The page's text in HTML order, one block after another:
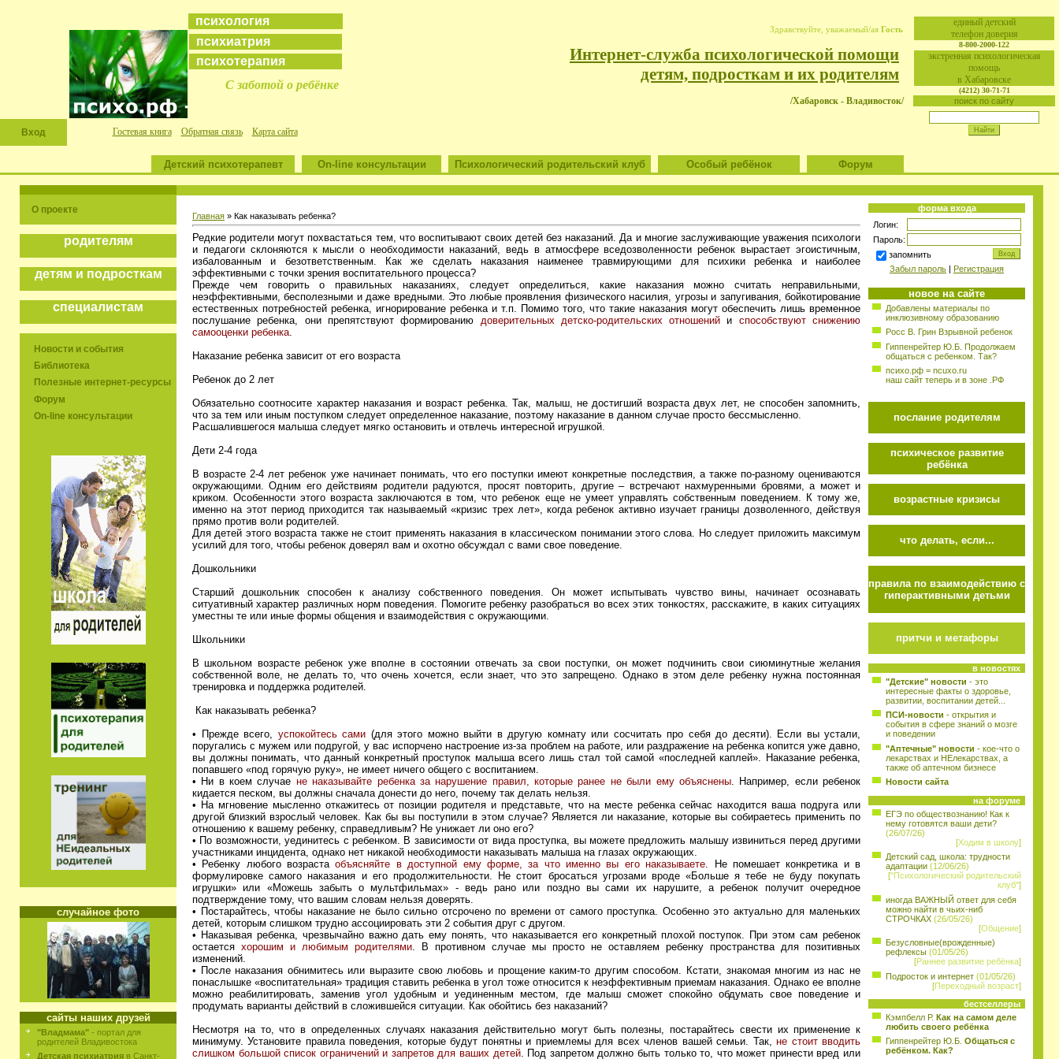
eдиный детский
телефон доверия
8-800-2000-122
экстренная психологическая
помощь
в Хабаровске
(4212) 30-71-71
поиск по сайту
психология
психиатрия
психотерапия
С заботой о ребёнке
Здравствуйте, уважаемый/ая Гость
Интернет-служба психологической помощи
детям, подросткам и их родителям
/Хабаровск - Владивосток/
Вход Гостевая книга Обратная связь Карта сайта
Детский психотерапевт On-line консультации Психологический родительский клуб Особый ребёнок Форум
О проекте
родителям
детям и подросткам
специалистам
Новости и события
Библиотека
Полезные интернет-ресурсы
Форум
On-line консультации
случайное фото
сайты наших друзей
"Владмама" - портал для
родителей Владивостока
Детская психиатрия в Санкт-
Главная » Как наказывать ребенка?
Редкие родители могут похвастаться тем, что воспитывают своих детей без наказаний. Да и многие заслуживающие уважения психологи
и педагоги склоняются к мысли о необходимости наказаний, ведь в атмосфере вседозволенности ребенок вырастает эгоистичным,
избалованным и безответственным. Как же сделать наказания наименее травмирующими для психики ребенка и наиболее
эффективными с точки зрения воспитательного процесса?
Прежде чем говорить о правильных наказаниях, следует определиться, какие наказания можно считать неправильными,
неэффективными, бесполезными и даже вредными. Это любые проявления физического насилия, угрозы и запугивания, бойкотирование
естественных потребностей ребенка, игнорирование ребенка и т.п. Помимо того, что такие наказания могут обеспечить лишь временное
послушание ребенка, они препятствуют формированию доверительных детско-родительских отношенийи способствуют снижению
самооценки ребенка
Наказание ребенка зависит от его возраста
Ребенок до 2 лет
Обязательно соотносите характер наказания и возраст ребенка. Так, малыш, не достигший возраста двух лет, не способен запомнить,
что за тем или иным поступком следует определенное наказание, поэтому наказание в данном случае просто бессмысленно.
Расшалившегося малыша следует мягко остановить и отвлечь интересной игрушкой.
Дети 2-4 года
В возрасте 2-4 лет ребенок уже начинает понимать, что его поступки имеют конкретные последствия, а также по-разному оцениваются
окружающими. Одним его действиям родители радуются, просят повторить, другие – встречают нахмуренными бровями, а может и
криком. Особенности этого возраста заключаются в том, что ребенок еще не умеет управлять собственным поведением. К тому же,
именно на этот период приходится так называемый «кризис трех лет», когда ребенок активно изучает границы дозволенного, действуя
прямо против воли родителей.
Для детей этого возраста также не стоит применять наказания в классическом понимании этого слова. Но следует приложить максимум
усилий для того, чтобы ребенок доверял вам и охотно обсуждал с вами свое поведение.
Дошкольники
Старший дошкольник способен к анализу собственного поведения. Он может испытывать чувство вины, начинает осознавать
ситуативный характер различных норм поведения. Помогите ребенку разобраться во всех этих тонкостях, расскажите, в каких ситуациях
уместны те или иные формы общения и взаимодействия с окружающими.
Школьники
В школьном возрасте ребенок уже вполне в состоянии отвечать за свои поступки, он может подчинить свои сиюминутные желания
собственной воле, не делать то, что очень хочется, если знает, что это запрещено. Однако в этом деле ребенку нужна постоянная
тренировка и поддержка родителей.
Как наказывать ребенка?
• Прежде всего, успокойтесь сами (для этого можно выйти в другую комнату или сосчитать про себя до десяти). Если вы устали,
поругались с мужем или подругой, у вас испорчено настроение из-за проблем на работе, или раздражение на ребенка копится уже давно,
вы должны понимать, что данный конкретный проступок малыша всего лишь стал той самой «последней каплей». Наказание ребенка,
попавшего «под горячую руку», не имеет ничего общего с воспитанием.
• Ни в коем случае не наказывайте ребенка за нарушение правил, которые ранее не были ему объяснены. Например, если ребенок
кидается песком, вы должны сначала донести до него, почему так делать нельзя.
• На мгновение мысленно откажитесь от позиции родителя и представьте, что на месте ребенка сейчас находится ваша подруга или
другой близкий взрослый человек. Как бы вы поступили в этом случае? Является ли наказание, которые вы собираетесь применить по
отношению к вашему ребенку, справедливым? Не унижает ли оно его?
• По возможности, уединитесь с ребенком. В зависимости от вида проступка, вы можете предложить малышу извиниться перед другими
участниками инцидента, однако нет никакой необходимости наказывать малыша на глазах окружающих.
• Ребенку любого возрастаобъясняйте в доступной ему форме, за что именно вы его наказываете . Не помешает конкретика и в
формулировке самого наказания и его продолжительности. Не стоит бросаться угрозами вроде «Больше я тебе не буду покупать
игрушки» или «Можешь забыть о мультфильмах» - ведь рано или поздно вы сами их нарушите, а ребенок получит очередное
подтверждение тому, что вашим словам нельзя доверять.
• Постарайтесь, чтобы наказание не было сильно отсрочено по времени от самого проступка. Особенно это актуально для маленьких
детей, которым слишком трудно ассоциировать эти 2 события друг с другом.
• Наказывая ребенка, чрезвычайно важно дать ему понять, что наказывается его конкретный плохой поступок. При этом сам ребенок
остается хорошим и любимым родителями . В противном случае мы просто не оставляем ребенку пространства для позитивных
изменений.
• После наказания обнимитесь или выразите свою любовь и прощение каким-то другим способом. Кстати, знакомая многим из нас не
понаслышке «воспитательная» традиция ставить ребенка в угол тоже относится к неэффективным приемам наказания. Однако ее вполне
можно реабилитировать, заменив угол удобным и уединенным местом, где малыш сможет спокойно обдумать свое поведение и
продумать варианты действий в сложившейся ситуации. Как обойтись без наказаний?
Несмотря на то, что в определенных случаях наказания действительно могут быть полезны, постарайтесь свести их применение к
минимуму. Установите правила поведения, которые будут понятны и приемлемы для всех членов вашей семьи. Так,не стоит вводить
слишком большой список ограничений и запретов для ваших детей. Под запретом должно быть только то, что может принести вред или
форма входа
Логин:
Пароль:
запомнить
Забыл пароль | Регистрация
новое на сайте
Добавлены материалы по
инклюзивному образованию
Росс В. Грин Взрывной ребенок
Гиппенрейтер Ю.Б. Продолжаем
общаться с ребенком. Так?
психо.рф = ncuxo.ru
наш сайт теперь и в зоне .РФ
послание родителям
психическое развитие
ребёнка
возрастные кризисы
что делать, если...
правила по взаимодействию с
гиперактивными детьми
притчи и метафоры
в новостях
"Детские" новости - это
интересные факты о здоровье,
развитии, воспитании детей...
ПСИ-новости - открытия и
события в сфере знаний о мозге
и поведении
"Аптечные" новости - кое-что о
лекарствах и НЕлекарствах, а
также об аптечном бизнесе
Новости сайта
на форуме
ЕГЭ по обществознанию! Как к
нему готовятся ваши дети?
(26/07/26)
[Ходим в школу]
Детский сад, школа: трудности
адаптации (12/06/26)
["Психологический родительский
клуб"]
иногда ВАЖНЫЙ ответ для себя
можно найти в чьих-ниб
СТРОЧКАХ (26/05/26)
[Общение]
Безусловные(врожденные)
рефлексы (01/05/26)
[Раннее развитие ребёнка]
Подросток и интернет (01/05/26)
[Переходный возраст]
бестселлеры
Кэмпбелл Р. Как на самом деле
любить своего ребёнка
Гиппенрейтер Ю.Б. Общаться с
ребёнком. Как?